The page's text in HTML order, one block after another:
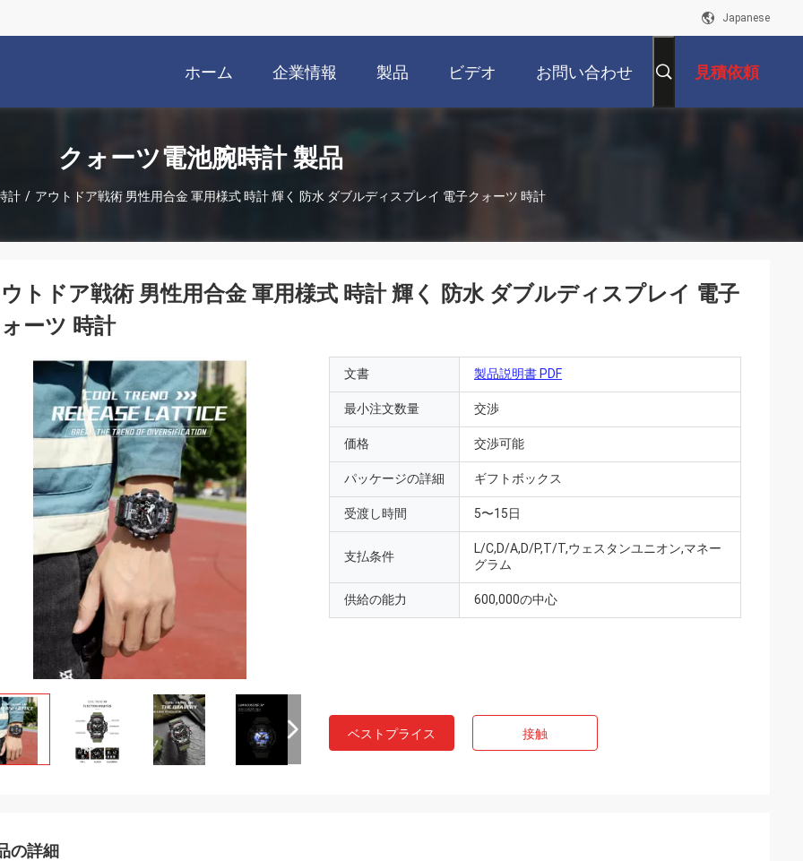
Japanese
ホーム 企業情報 製品 ビデオ お問い合わせ 見積依頼
クォーツ電池腕時計 製品
計 / アウトドア戦術 男性用合金 軍用様式 時計 輝く 防水 ダブルディスプレイ 電子クォーツ 時計
トドア戦術 男性用合金 軍用様式 時計 輝く 防水 ダブルディスプレイ 電子
ーツ 時計
文書 製品説明書 PDF
最小注文数量 交渉
価格 交渉可能
パッケージの詳細 ギフトボックス
受渡し時間 5〜15日
支払条件
L/C,D/A,D/P,T/T,ウェスタンユニオン,マネー
グラム
供給の能力 600,000の中心
ベストプライス 接触
の詳細